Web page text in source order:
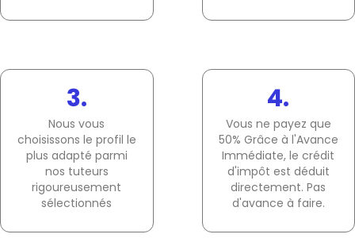
3.
Nous vous
choisissons le profil le
plus adapté parmi
nos tuteurs
rigoureusement
sélectionnés
4.
Vous ne payez que
50% Grâce à l'Avance
Immédiate, le crédit
d'impôt est déduit
directement. Pas
d'avance à faire.